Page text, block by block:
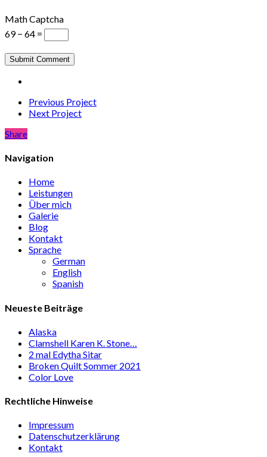
Math Captcha
69 − 64 =
Previous Project
Next Project
Share
Share
Navigation
Home
Leistungen
Über mich
Galerie
Blog
Kontakt
Sprache
German
English
Spanish
Neueste Beiträge
Alaska
Clamshell Karen K. Stone…
2 mal Edytha Sitar
Broken Quilt Sommer 2021
Color Love
Rechtliche Hinweise
Impressum
Datenschutzerklärung
Kontakt